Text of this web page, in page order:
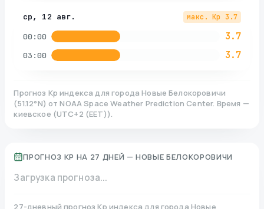
ср, 12 авг. макс. Kp 3.7
00:00 3.7
03:00 3.7
Прогноз Kp индекса для города Новые Белокоровичи
(51.12°N)от NOAA Space Weather Prediction Center. Время —
киевское (UTC+2 (EET)).
ПРОГНОЗ KP НА 27 ДНЕЙ — НОВЫЕ БЕЛОКОРОВИЧИ
Загрузка прогноза...
27-дневный прогноз Kp индекса для города Новые